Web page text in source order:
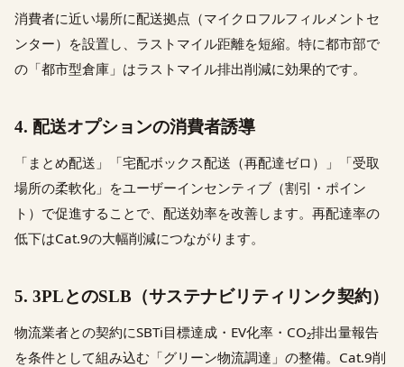
消費者に近い場所に配送拠点（マイクロフルフィルメントセ
ンター）を設置し、ラストマイル距離を短縮。特に都市部で
の「都市型倉庫」はラストマイル排出削減に効果的です。
4. 配送オプションの消費者誘導
「まとめ配送」「宅配ボックス配送（再配達ゼロ）」「受取
場所の柔軟化」をユーザーインセンティブ（割引・ポイン
ト）で促進することで、配送効率を改善します。再配達率の
低下はCat.9の大幅削減につながります。
5. 3PLとのSLB（サステナビリティリンク契約）
物流業者との契約にSBTi目標達成・EV化率・CO₂排出量報告
を条件として組み込む「グリーン物流調達」の整備。Cat.9削